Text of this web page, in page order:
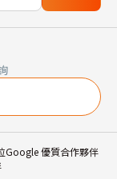
Google 優質合作夥伴